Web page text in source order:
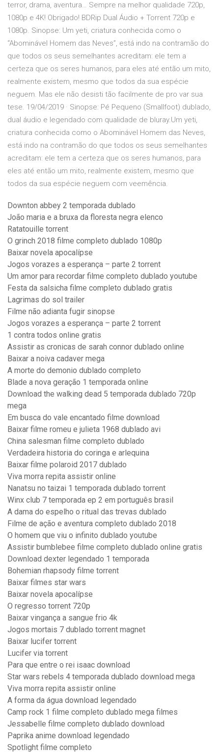
terror, drama, aventura… Sempre na melhor qualidade 720p,
1080p e 4K! Obrigado! BDRip Dual Áudio + Torrent 720p e
1080p. Sinopse: Um yeti, criatura conhecida como o
“Abominável Homem das Neves”, está indo na contramão do
que todos os seus semelhantes acreditam: ele tem a
certeza que os seres humanos, para eles até então um mito,
realmente existem, mesmo que todos da sua espécie
neguem. Mas ele não desisti tão facilmente de pro var sua
tese. 19/04/2019 · Sinopse: Pé Pequeno (Smallfoot) dublado,
dual áudio e legendado com qualidade de bluray.Um yeti,
criatura conhecida como o Abominável Homem das Neves,
está indo na contramão do que todos os seus semelhantes
acreditam: ele tem a certeza que os seres humanos, para
eles até então um mito, realmente existem, mesmo que
todos da sua espécie neguem com veemência.
Downton abbey 2 temporada dublado
João maria e a bruxa da floresta negra elenco
Ratatouille torrent
O grinch 2018 filme completo dublado 1080p
Baixar novela apocalípse
Jogos vorazes a esperança – parte 2 torrent
Um amor para recordar filme completo dublado youtube
Festa da salsicha filme completo dublado gratis
Lagrimas do sol trailer
Filme não adianta fugir sinopse
Jogos vorazes a esperança – parte 2 torrent
1 contra todos online gratis
Assistir as cronicas de sarah connor dublado online
Baixar a noiva cadaver mega
A morte do demonio dublado completo
Blade a nova geração 1 temporada online
Download the walking dead 5 temporada dublado 720p
mega
Em busca do vale encantado filme download
Baixar filme romeu e julieta 1968 dublado avi
China salesman filme completo dublado
Verdadeira historia do coringa e arlequina
Baixar filme polaroid 2017 dublado
Viva morra repita assistir online
Nanatsu no taizai 1 temporada dublado torrent
Winx club 7 temporada ep 2 em português brasil
A dama do espelho o ritual das trevas dublado
Filme de ação e aventura completo dublado 2018
O homem que viu o infinito dublado youtube
Assistir bumblebee filme completo dublado online gratis
Download dexter legendado 1 temporada
Bohemian rhapsody filme torrent
Baixar filmes star wars
Baixar novela apocalípse
O regresso torrent 720p
Baixar vingança a sangue frio 4k
Jogos mortais 7 dublado torrent magnet
Baixar lucifer torrent
Lucifer via torrent
Para que entre o rei isaac download
Star wars rebels 4 temporada dublado download mega
Viva morra repita assistir online
A forma da água download legendado
Camp rock 1 filme completo dublado mega filmes
Jessabelle filme completo dublado download
Paprika anime download legendado
Spotlight filme completo